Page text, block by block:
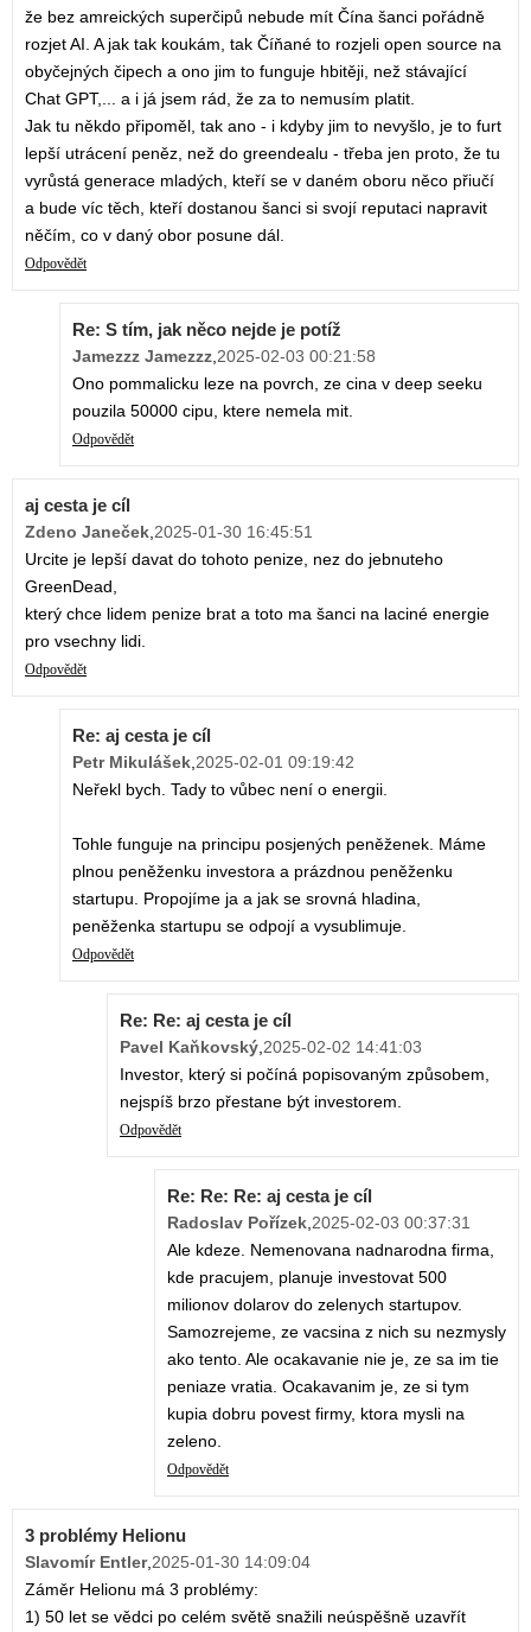
že bez amreických superčipů nebude mít Čína šanci pořádně
rozjet AI. A jak tak koukám, tak Číňané to rozjeli open source na
obyčejných čipech a ono jim to funguje hbitěji, než stávající
Chat GPT,... a i já jsem rád, že za to nemusím platit.
Jak tu někdo připoměl, tak ano - i kdyby jim to nevyšlo, je to furt
lepší utrácení peněz, než do greendealu - třeba jen proto, že tu
vyrůstá generace mladých, kteří se v daném oboru něco přiučí
a bude víc těch, kteří dostanou šanci si svojí reputaci napravit
něčím, co v daný obor posune dál.
Odpovědět
Re: S tím, jak něco nejde je potíž
Jamezzz Jamezzz 2025-02-03 00:21:58
Ono pommalicku leze na povrch, ze cina v deep seeku
pouzila 50000 cipu, ktere nemela mit.
Odpovědět
aj cesta je cíl
Zdeno Janeček 2025-01-30 16:45:51
Urcite je lepší davat do tohoto penize, nez do jebnuteho
GreenDead,
který chce lidem penize brat a toto ma šanci na laciné energie
pro vsechny lidi.
Odpovědět
Re: aj cesta je cíl
Petr Mikulášek 2025-02-01 09:19:42
Neřekl bych. Tady to vůbec není o energii.
Tohle funguje na principu posjených peněženek. Máme
plnou peněženku investora a prázdnou peněženku
startupu. Propojíme ja a jak se srovná hladina,
peněženka startupu se odpojí a vysublimuje.
Odpovědět
Re: Re: aj cesta je cíl
Pavel Kaňkovský 2025-02-02 14:41:03
Investor, který si počíná popisovaným způsobem,
nejspíš brzo přestane být investorem.
Odpovědět
Re: Re: Re: aj cesta je cíl
Radoslav Pořízek 2025-02-03 00:37:31
Ale kdeze. Nemenovana nadnarodna firma,
kde pracujem, planuje investovat 500
milionov dolarov do zelenych startupov.
Samozrejeme, ze vacsina z nich su nezmysly
ako tento. Ale ocakavanie nie je, ze sa im tie
peniaze vratia. Ocakavanim je, ze si tym
kupia dobru povest firmy, ktora mysli na
zeleno.
Odpovědět
3 problémy Helionu
Slavomír Entler, 2025-01-30 14:09:04
Záměr Helionu má 3 problémy:
1) 50 let se vědci po celém světě snažili neúspěšně uzavřít